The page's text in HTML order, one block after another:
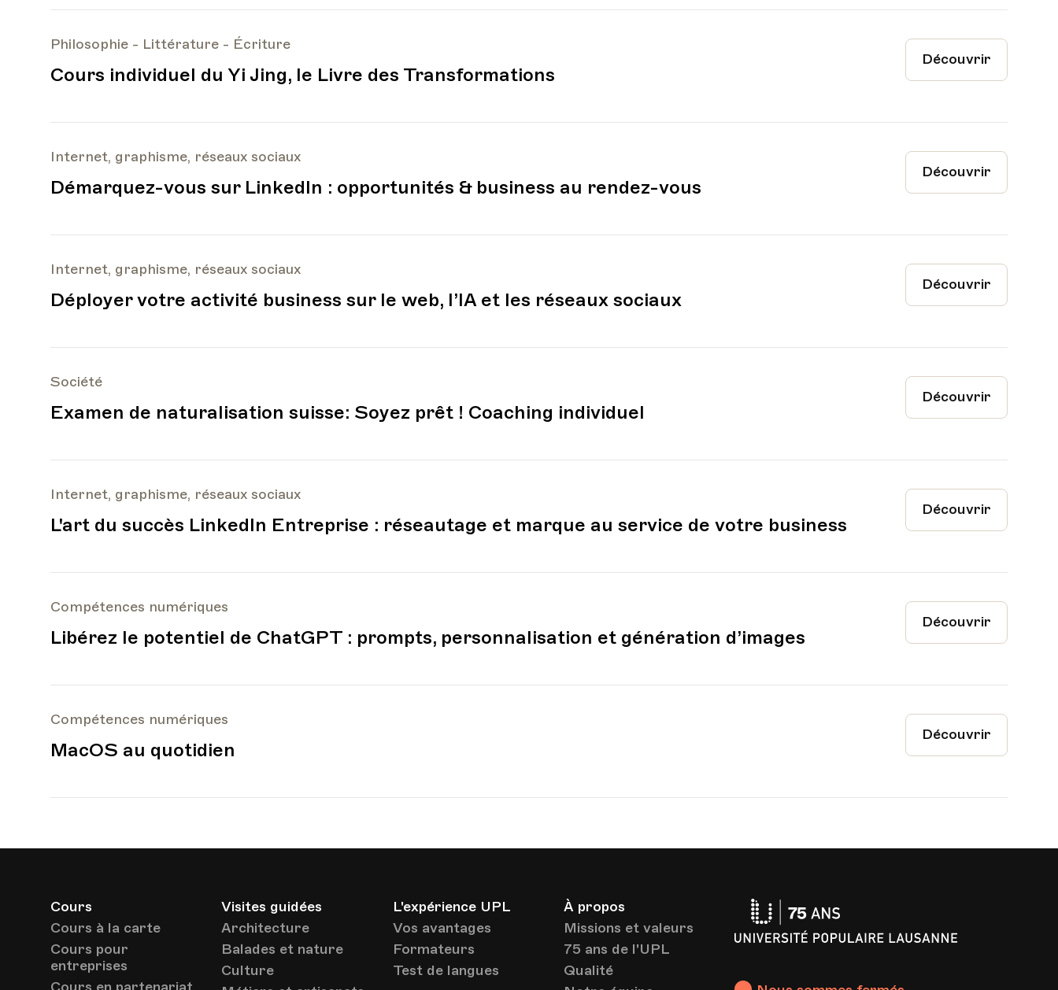
Philosophie - Littérature - Écriture
Cours individuel du Yi Jing, le Livre des Transformations
Découvrir
Internet, graphisme, réseaux sociaux
Démarquez-vous sur LinkedIn : opportunités & business au rendez-vous
Découvrir
Internet, graphisme, réseaux sociaux
Déployer votre activité business sur le web, l’IA et les réseaux sociaux
Découvrir
Société
Examen de naturalisation suisse: Soyez prêt ! Coaching individuel
Découvrir
Internet, graphisme, réseaux sociaux
L'art du succès LinkedIn Entreprise : réseautage et marque au service de votre business
Découvrir
Compétences numériques
Libérez le potentiel de ChatGPT : prompts, personnalisation et génération d’images
Découvrir
Compétences numériques
MacOS au quotidien
Découvrir
Cours
Cours à la carte
Cours pour
entreprises
Visites guidées
Architecture
Balades et nature
Culture
L'expérience UPL
Vos avantages
Formateurs
Test de langues
À propos
Missions et valeurs
75 ans de l'UPL
Qualité